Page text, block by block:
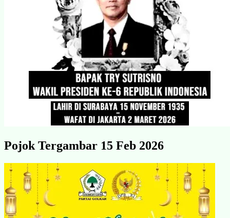
Pojok Tergambar 15 Feb 2026